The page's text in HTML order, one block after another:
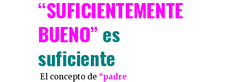
“SUFICIENTEMENTE
BUENO” es
suficiente
El concepto de “padre